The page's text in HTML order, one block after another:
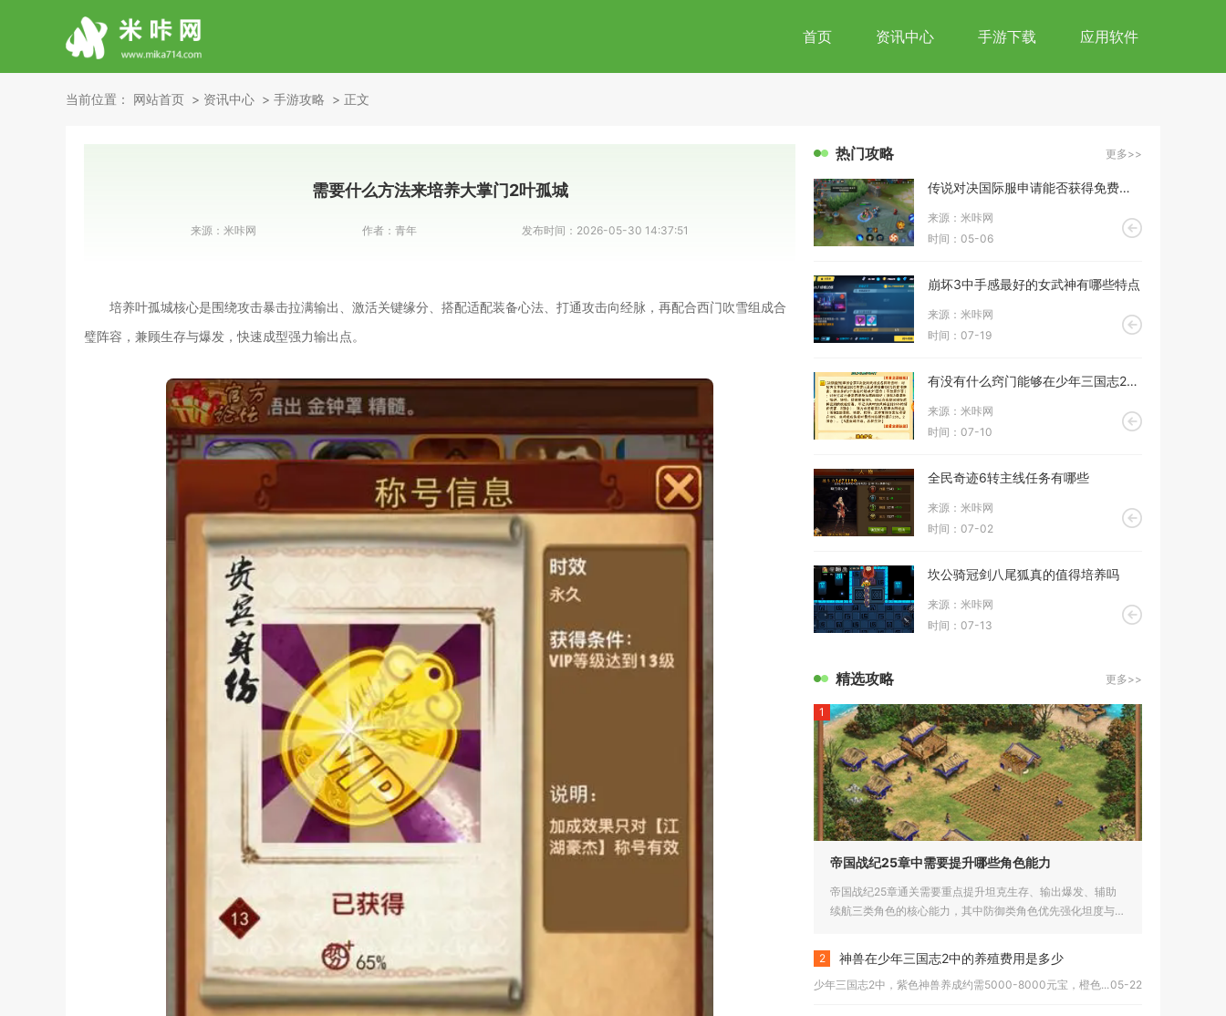
首页 资讯中心 手游下载 应用软件
当前位置： 网站首页 资讯中心 手游攻略 正文
需要什么方法来培养大掌门2叶孤城
来源： 米咔网 作者： 青年 发布时间： 2026-05-30 14:37:51
培养叶孤城核心是围绕攻击暴击拉满输出、激活关键缘分、搭配适配装备心法、打通攻击向经脉，再配合西门吹雪组成合
璧阵容，兼顾生存与爆发，快速成型强力输出点。
热门攻略 更多>>
传说对决国际服申请能否获得免费游戏道具或奖励
来源：米咔网
时间：05-06
崩坏3中手感最好的女武神有哪些特点
来源：米咔网
时间：07-19
有没有什么窍门能够在少年三国志2中带上2个将
来源：米咔网
时间：07-10
全民奇迹6转主线任务有哪些
来源：米咔网
时间：07-02
坎公骑冠剑八尾狐真的值得培养吗
来源：米咔网
时间：07-13
精选攻略 更多>>
1
帝国战纪25章中需要提升哪些角色能力
帝国战纪25章通关需要重点提升坦克生存、输出爆发、辅助
续航三类角色的核心能力，其中防御类角色优先强化坦度与减
2 神兽在少年三国志2中的养殖费用是多少
少年三国志2中，紫色神兽养成约需5000-8000元宝，橙色...05-22